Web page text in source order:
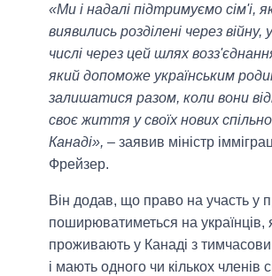
«Ми і надалі підтримуємо сім'і,
виявились розділені через війну,
числі через цей шлях
який допоможе українським
залишатися разом, коли вони
своє життя у своїх нових
Канаді», – заявив міністр
Фрейзер.
Він додав, що право на участь у
поширюватиметься на українців,
проживають у Канаді з
і мають одного чи кількох членів